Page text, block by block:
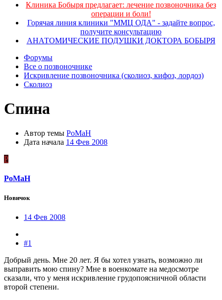
Клиника Бобыря предлагает: лечение позвоночника без
операции и боли!
Горячая линия клиники "ММЦ ОДА" - задайте вопрос,
получите консультацию
АНАТОМИЧЕСКИЕ ПОДУШКИ ДОКТОРА БОБЫРЯ
Форумы
Все о позвоночнике
Искривление позвоночника (сколиоз, кифоз, лордоз)
Сколиоз
Спина
Автор темы PoMaH
Дата начала 14 Фев 2008
P
PoMaH
Новичок
14 Фев 2008
#1
Добрый день. Мне 20 лет. Я бы хотел узнать, возможно ли
выправить мою спину? Мне в военкомате на медосмотре
сказали, что у меня искривление грудопоясничной области
второй степени.